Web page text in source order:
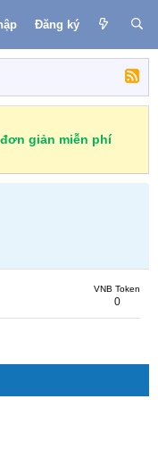
Đăng ký
giản miễn phí
VNB Token
0